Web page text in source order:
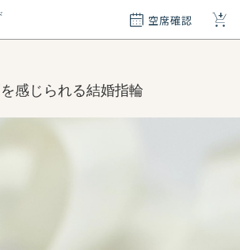
空席確認 +
感じられる結婚指輪